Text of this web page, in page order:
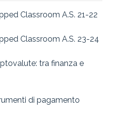
Classroom A.S. 21-22
Classroom A.S. 23-24
tra finanza e
di pagamento